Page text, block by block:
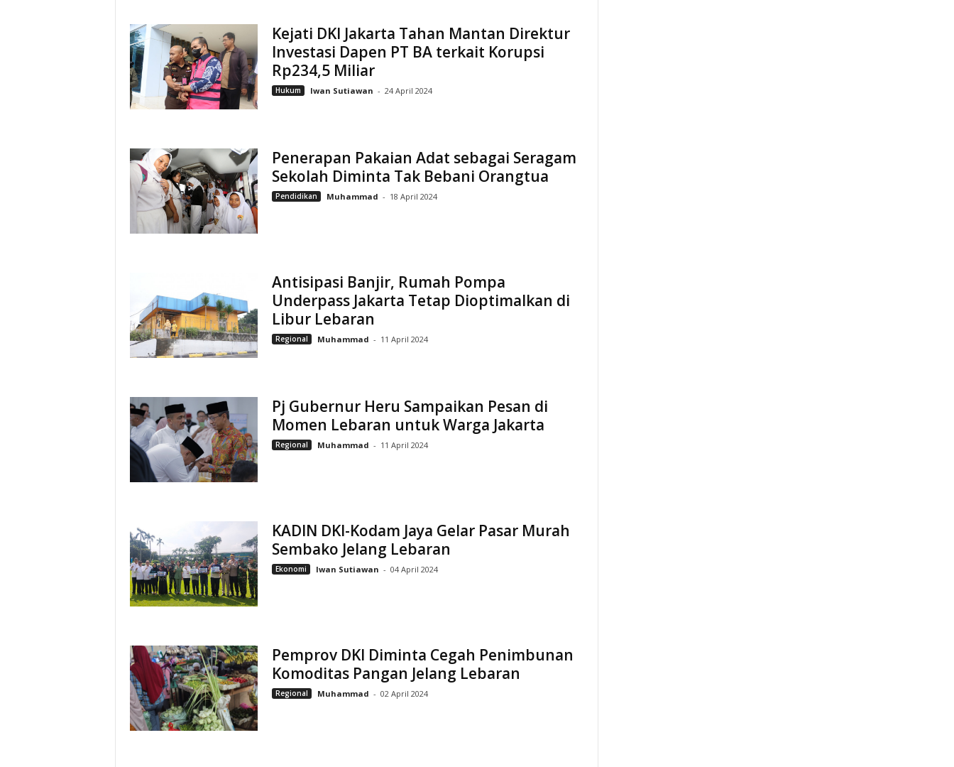
Kejati DKI Jakarta Tahan Mantan Direktur
Investasi Dapen PT BA terkait Korupsi
Rp234,5 Miliar
Hukum Iwan Sutiawan - 24 April 2024
Penerapan Pakaian Adat sebagai Seragam
Sekolah Diminta Tak Bebani Orangtua
Pendidikan Muhammad - 18 April 2024
Antisipasi Banjir, Rumah Pompa
Underpass Jakarta Tetap Dioptimalkan di
Libur Lebaran
Regional Muhammad - 11 April 2024
Pj Gubernur Heru Sampaikan Pesan di
Momen Lebaran untuk Warga Jakarta
Regional Muhammad - 11 April 2024
KADIN DKI-Kodam Jaya Gelar Pasar Murah
Sembako Jelang Lebaran
Ekonomi Iwan Sutiawan - 04 April 2024
Pemprov DKI Diminta Cegah Penimbunan
Komoditas Pangan Jelang Lebaran
Regional Muhammad - 02 April 2024